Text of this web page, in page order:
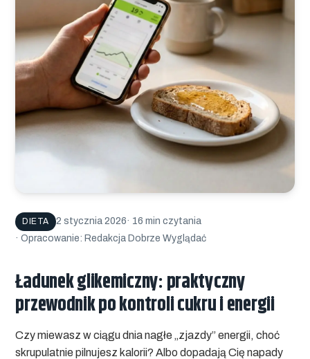
DIETA 2 stycznia 2026· 16 min czytania
· Opracowanie: Redakcja Dobrze Wyglądać
Ładunek glikemiczny: praktyczny
przewodnik po kontroli cukru i energii
Czy miewasz w ciągu dnia nagłe „zjazdy” energii, choć
skrupulatnie pilnujesz kalorii? Albo dopadają Cię napady